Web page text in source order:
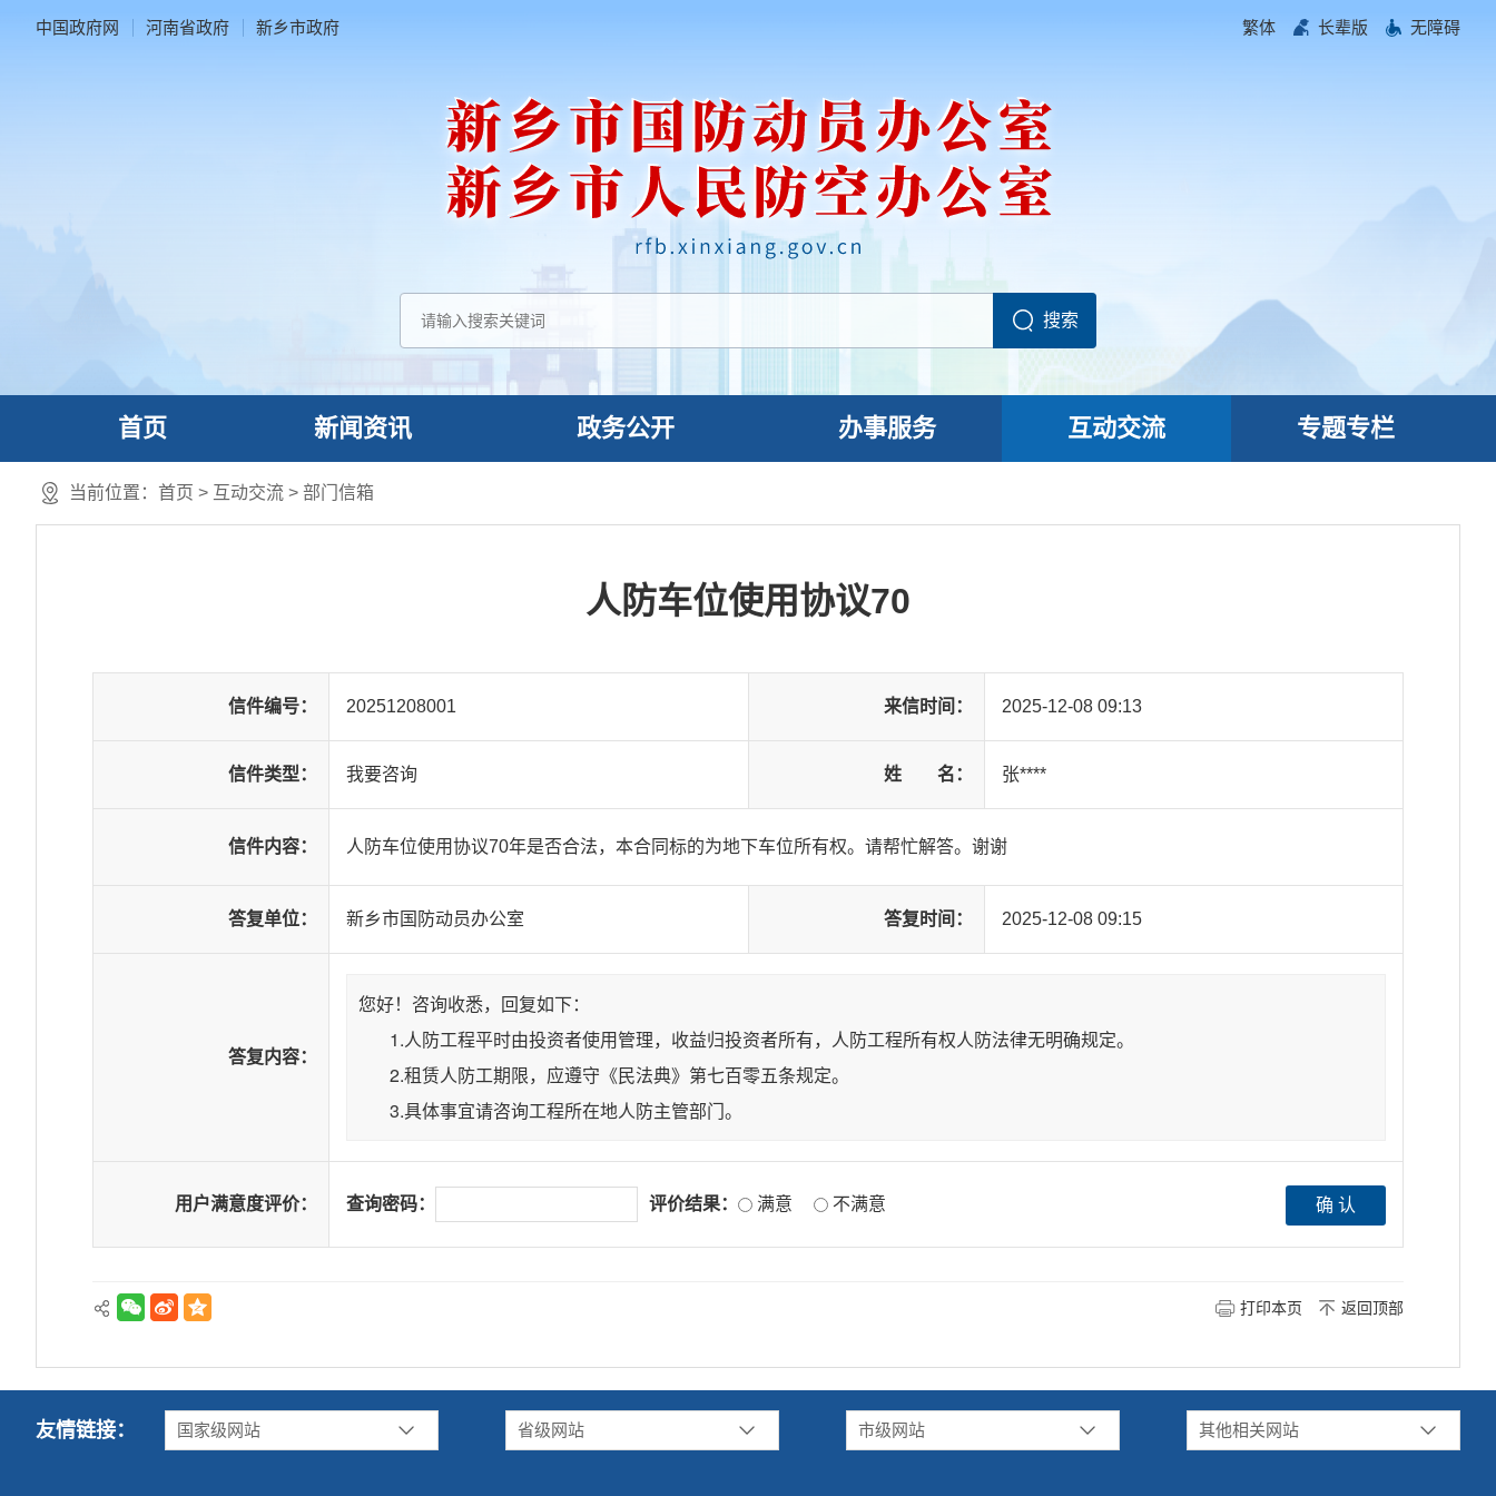
中国政府网 河南省政府 新乡市政府 繁体 长辈版 无障碍
首页 新闻资讯 政务公开 办事服务 互动交流 专题专栏
当前位置： 首页 > 互动交流 > 部门信箱
人防车位使用协议70
信件编号： 20251208001 来信时间： 2025-12-08 09:13
信件类型： 我要咨询 姓 名： 张****
信件内容： 人防车位使用协议70年是否合法，本合同标的为地下车位所有权。请帮忙解答。谢谢
答复单位： 新乡市国防动员办公室 答复时间： 2025-12-08 09:15
答复内容：
您好！咨询收悉，回复如下：
1.人防工程平时由投资者使用管理，收益归投资者所有，人防工程所有权人防法律无明确规定。
2.租赁人防工期限，应遵守《民法典》第七百零五条规定。
3.具体事宜请咨询工程所在地人防主管部门。
用户满意度评价： 查询密码： 评价结果： 满意 不满意
打印本页 返回顶部
友情链接： 国家级网站 省级网站 市级网站 其他相关网站